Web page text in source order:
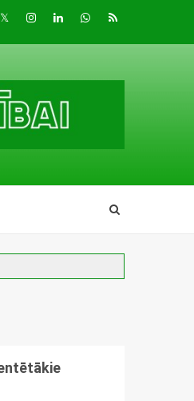
TwitterInstagram
LinkedInwhatsapp
RSS